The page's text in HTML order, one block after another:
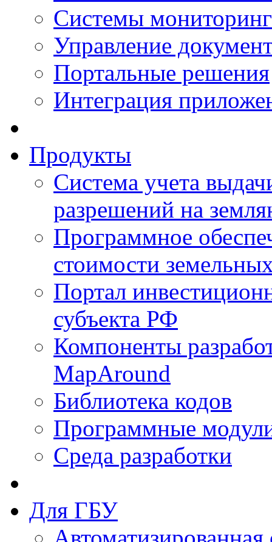
Системы
Управление
Портальные решения
Интеграция
Продукты
Система учета
разрешений на
Программное
стоимости
Портал
субъекта РФ
Компоненты
MapAround
Библиотека кодов
Программные
Среда разработки
Для ГБУ